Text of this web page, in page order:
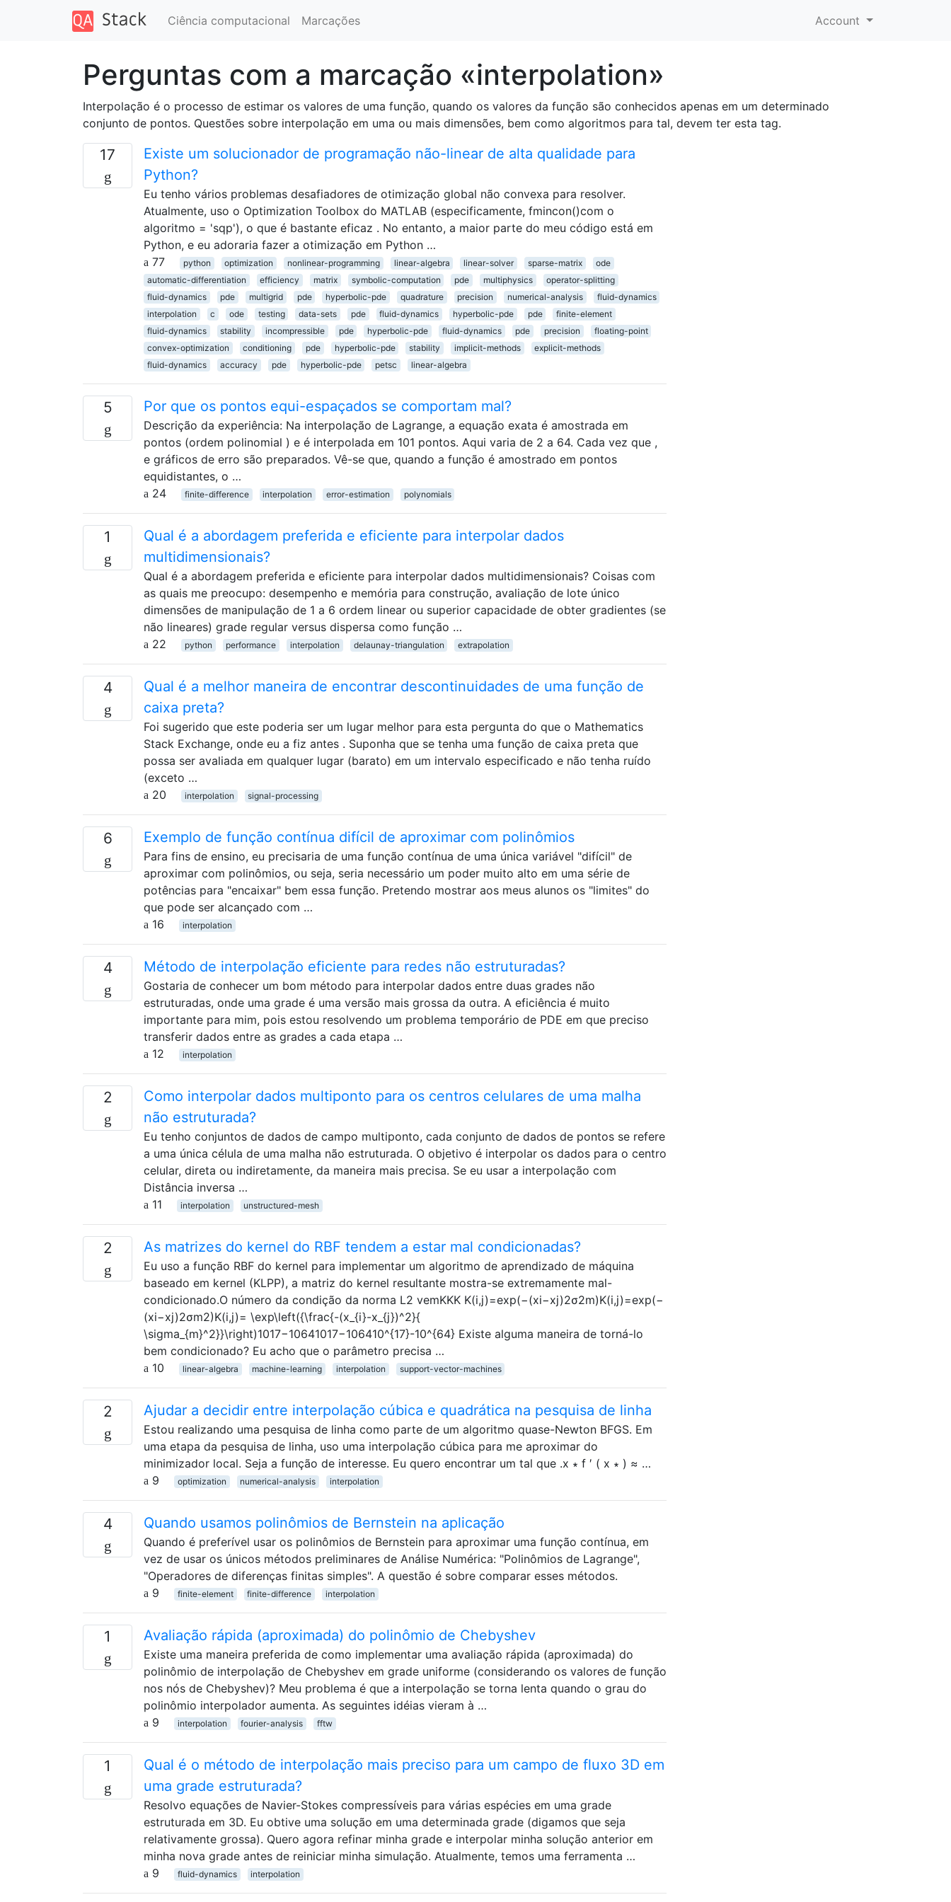
Ciência computacional Marcações Account
Perguntas com a marcação «interpolation»
Interpolação é o processo de estimar os valores de uma função, quando os valores da função são conhecidos apenas em um determinado
conjunto de pontos. Questões sobre interpolação em uma ou mais dimensões, bem como algoritmos para tal, devem ter esta tag.
17
Existe um solucionador de programação não-linear de alta qualidade para
Python?
Eu tenho vários problemas desafiadores de otimização global não convexa para resolver.
Atualmente, uso o Optimization Toolbox do MATLAB (especificamente, fmincon()com o
algoritmo = 'sqp'), o que é bastante eficaz . No entanto, a maior parte do meu código está em
Python, e eu adoraria fazer a otimização em Python …
77
python optimization nonlinear-programming linear-algebra linear-solver sparse-matrix
ode
automatic-differentiation
efficiency matrix symbolic-computation pde multiphysics
operator-splitting
fluid-dynamics
pde multigrid pde hyperbolic-pde quadrature precision numerical-analysis
fluid-dynamics
interpolation
c ode testing data-sets pde fluid-dynamics hyperbolic-pde pde
finite-element
fluid-dynamics
stability incompressible pde hyperbolic-pde fluid-dynamics pde precision
floating-point
convex-optimization
conditioning pde hyperbolic-pde stability implicit-methods
explicit-methods
fluid-dynamics
accuracy pde hyperbolic-pde petsc linear-algebra
5 Por que os pontos equi-espaçados se comportam mal?
Descrição da experiência: Na interpolação de Lagrange, a equação exata é amostrada em
pontos (ordem polinomial ) e é interpolada em 101 pontos. Aqui varia de 2 a 64. Cada vez que ,
e gráficos de erro são preparados. Vê-se que, quando a função é amostrado em pontos
equidistantes, o …
24
finite-difference interpolation error-estimation polynomials
1
Qual é a abordagem preferida e eficiente para interpolar dados
multidimensionais?
Qual é a abordagem preferida e eficiente para interpolar dados multidimensionais? Coisas com
as quais me preocupo: desempenho e memória para construção, avaliação de lote único
dimensões de manipulação de 1 a 6 ordem linear ou superior capacidade de obter gradientes (se
não lineares) grade regular versus dispersa como função …
22
python performance interpolation delaunay-triangulation extrapolation
4
Qual é a melhor maneira de encontrar descontinuidades de uma função de
caixa preta?
Foi sugerido que este poderia ser um lugar melhor para esta pergunta do que o Mathematics
Stack Exchange, onde eu a fiz antes . Suponha que se tenha uma função de caixa preta que
possa ser avaliada em qualquer lugar (barato) em um intervalo especificado e não tenha ruído
(exceto …
20
interpolation signal-processing
6 Exemplo de função contínua difícil de aproximar com polinômios
Para fins de ensino, eu precisaria de uma função contínua de uma única variável "difícil" de
aproximar com polinômios, ou seja, seria necessário um poder muito alto em uma série de
potências para "encaixar" bem essa função. Pretendo mostrar aos meus alunos os "limites" do
que pode ser alcançado com …
16
interpolation
4 Método de interpolação eficiente para redes não estruturadas?
Gostaria de conhecer um bom método para interpolar dados entre duas grades não
estruturadas, onde uma grade é uma versão mais grossa da outra. A eficiência é muito
importante para mim, pois estou resolvendo um problema temporário de PDE em que preciso
transferir dados entre as grades a cada etapa …
12
interpolation
2
Como interpolar dados multiponto para os centros celulares de uma malha
não estruturada?
Eu tenho conjuntos de dados de campo multiponto, cada conjunto de dados de pontos se refere
a uma única célula de uma malha não estruturada. O objetivo é interpolar os dados para o centro
celular, direta ou indiretamente, da maneira mais precisa. Se eu usar a interpolação com
Distância inversa …
11
interpolation unstructured-mesh
2 As matrizes do kernel do RBF tendem a estar mal condicionadas?
Eu uso a função RBF do kernel para implementar um algoritmo de aprendizado de máquina
baseado em kernel (KLPP), a matriz do kernel resultante mostra-se extremamente mal-
condicionado.O número da condição da norma L2 vemKKK K(i,j)=exp(−(xi−xj)2σ2m)K(i,j)=exp⁡(−
(xi−xj)2σm2)K(i,j)= \exp\left({\frac{-(x_{i}-x_{j})^2}{
\sigma_{m}^2}}\right)1017−10641017−106410^{17}-10^{64} Existe alguma maneira de torná-lo
bem condicionado? Eu acho que o parâmetro precisa …
10
linear-algebra machine-learning interpolation support-vector-machines
2 Ajudar a decidir entre interpolação cúbica e quadrática na pesquisa de linha
Estou realizando uma pesquisa de linha como parte de um algoritmo quase-Newton BFGS. Em
uma etapa da pesquisa de linha, uso uma interpolação cúbica para me aproximar do
minimizador local. Seja a função de interesse. Eu quero encontrar um tal que .x ∗ f ′ ( x ∗ ) ≈ …
9
optimization numerical-analysis interpolation
4 Quando usamos polinômios de Bernstein na aplicação
Quando é preferível usar os polinômios de Bernstein para aproximar uma função contínua, em
vez de usar os únicos métodos preliminares de Análise Numérica: "Polinômios de Lagrange",
"Operadores de diferenças finitas simples". A questão é sobre comparar esses métodos.
9
finite-element finite-difference interpolation
1 Avaliação rápida (aproximada) do polinômio de Chebyshev
Existe uma maneira preferida de como implementar uma avaliação rápida (aproximada) do
polinômio de interpolação de Chebyshev em grade uniforme (considerando os valores de função
nos nós de Chebyshev)? Meu problema é que a interpolação se torna lenta quando o grau do
polinômio interpolador aumenta. As seguintes idéias vieram à …
9
interpolation fourier-analysis fftw
1
Qual é o método de interpolação mais preciso para um campo de fluxo 3D em
uma grade estruturada?
Resolvo equações de Navier-Stokes compressíveis para várias espécies em uma grade
estruturada em 3D. Eu obtive uma solução em uma determinada grade (digamos que seja
relativamente grossa). Quero agora refinar minha grade e interpolar minha solução anterior em
minha nova grade antes de reiniciar minha simulação. Atualmente, temos uma ferramenta …
9
fluid-dynamics interpolation